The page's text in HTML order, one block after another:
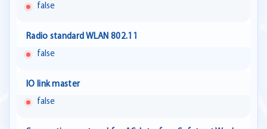
false
Radio standard WLAN 802.11
false
IO link master
false